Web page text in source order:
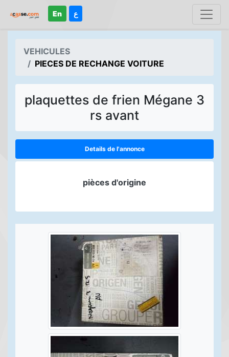
En ع
VEHICULES
PIECES DE RECHANGE VOITURE
plaquettes de frien Mégane 3
rs avant
Details de l'annonce
pièces d'origine